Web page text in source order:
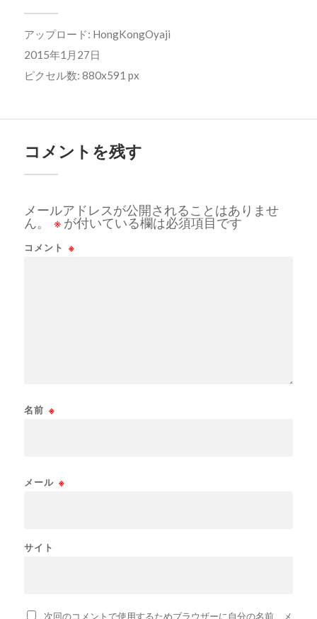
アップロード: HongKongOyaji
2015年1月27日
ピクセル数: 880x591 px
コメントを残す
メールアドレスが公開されることはありませ
ん。
※ が付いている欄は必須項目です
コメント ※
名前 ※
メール ※
サイト
次回のコメントで使用するためブラウザーに自分の名前、メ